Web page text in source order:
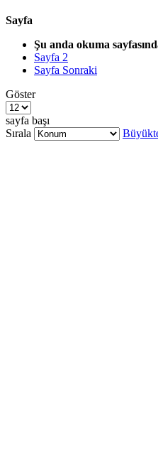
Sayfa
Şu anda okuma
Sayfa 2
Sayfa Sonraki
Göster
sayfa başı
Sırala